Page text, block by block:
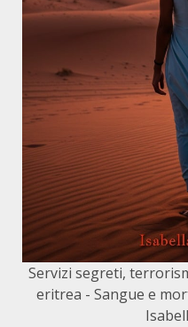
Servizi segreti,
eritrea - Sangue e